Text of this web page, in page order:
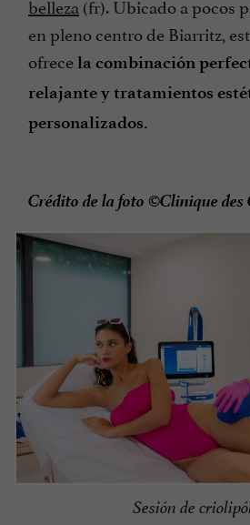
belleza (fr). Ubicado a pocos
en pleno centro de Biarritz,
ofrecela combinación
relajante y tratamientos
personalizados.
Crédito de la foto ©Clinique des
Sesión de